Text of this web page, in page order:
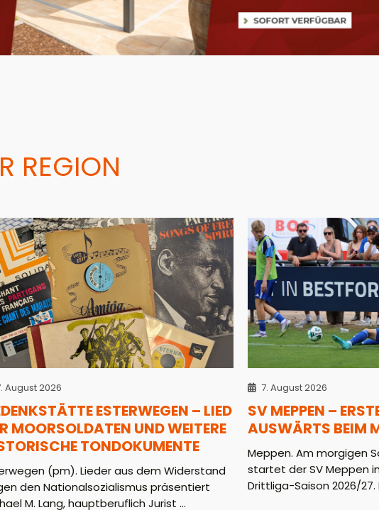
REGION
August 2026
ESTERWEGEN – LIED
MOORSOLDATEN UND WEITERE
TONDOKUMENTE
(pm). Lieder aus dem Widerstand
den Nationalsozialismus präsentiert
M. Lang, hauptberuflich Jurist ...
7. August 2026
SV MEPPEN –
AUSWÄRTS BEIM
Meppen. Am morgigen
startet der SV Meppen
Drittliga-Saison 2026/27.